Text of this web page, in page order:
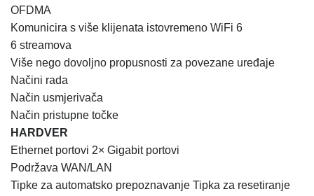
OFDMA
Komunicira s više klijenata istovremeno WiFi 6
6 streamova
Više nego dovoljno propusnosti za povezane uređaje
Načini rada
Način usmjerivača
Način pristupne točke
HARDVER
Ethernet portovi 2× Gigabit portovi
Podržava WAN/LAN
Tipke za automatsko prepoznavanje Tipka za resetiranje